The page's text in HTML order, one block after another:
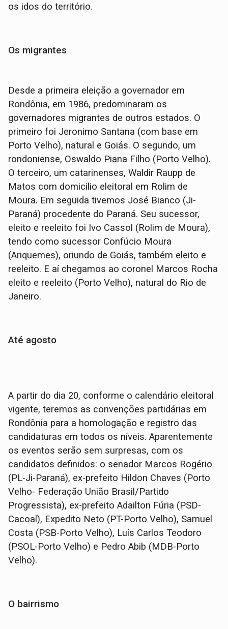
os idos do território.
Os migrantes
Desde a primeira eleição a governador em
Rondônia, em 1986, predominaram os
governadores migrantes de outros estados. O
primeiro foi Jeronimo Santana (com base em
Porto Velho), natural e Goiás. O segundo, um
rondoniense, Oswaldo Piana Filho (Porto Velho).
O terceiro, um catarinenses, Waldir Raupp de
Matos com domicilio eleitoral em Rolim de
Moura. Em seguida tivemos José Bianco (Ji-
Paraná) procedente do Paraná. Seu sucessor,
eleito e reeleito foi Ivo Cassol (Rolim de Moura),
tendo como sucessor Confúcio Moura
(Ariquemes), oriundo de Goiás, também eleito e
reeleito. E aí chegamos ao coronel Marcos Rocha
eleito e reeleito (Porto Velho), natural do Rio de
Janeiro.
Até agosto
A partir do dia 20, conforme o calendário eleitoral
vigente, teremos as convenções partidárias em
Rondônia para a homologação e registro das
candidaturas em todos os níveis. Aparentemente
os eventos serão sem surpresas, com os
candidatos definidos: o senador Marcos Rogério
(PL-Ji-Paraná), ex-prefeito Hildon Chaves (Porto
Velho- Federação União Brasil/Partido
Progressista), ex-prefeito Adailton Fúria (PSD-
Cacoal), Expedito Neto (PT-Porto Velho), Samuel
Costa (PSB-Porto Velho), Luís Carlos Teodoro
(PSOL-Porto Velho) e Pedro Abib (MDB-Porto
Velho).
O bairrismo